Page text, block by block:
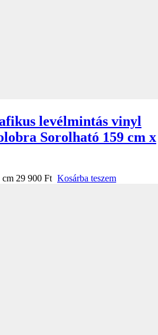
levélmintás vinyl
Sorolható 159 cm x
cm 29 900 Ft Kosárba teszem